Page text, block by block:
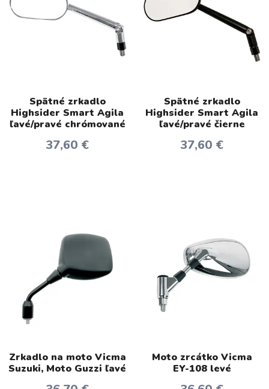
Spätné zrkadlo
Highsider Smart Agila
ľavé/pravé chrómované
37,60 €
Spätné zrkadlo
Highsider Smart Agila
ľavé/pravé čierne
37,60 €
Zrkadlo na moto Vicma
Suzuki, Moto Guzzi ľavé
Moto zrcátko Vicma
EY-108 levé